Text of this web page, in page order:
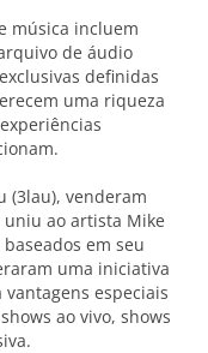
música incluem
de áudio
definidas
uma riqueza
(3lau), venderam
uniu ao artista Mike
em seu
uma iniciativa
vantagens especiais
ao vivo, shows